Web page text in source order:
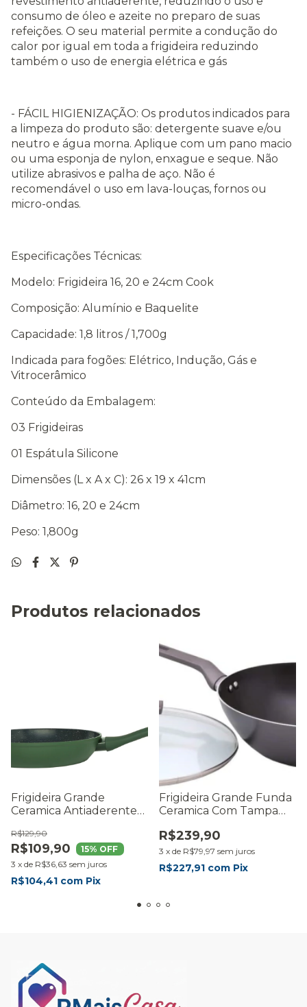
consumo de óleo e azeite no preparo de suas
refeições. O seu material permite a condução do
calor por igual em toda a frigideira reduzindo
também o uso de energia elétrica e gás
- FÁCIL HIGIENIZAÇÃO: Os produtos indicados para
a limpeza do produto são: detergente suave e/ou
neutro e água morna. Aplique com um pano macio
ou uma esponja de nylon, enxague e seque. Não
utilize abrasivos e palha de aço. Não é
recomendável o uso em lava-louças, fornos ou
micro-ondas.
Especificações Técnicas:
Modelo: Frigideira 16, 20 e 24cm Cook
Composição: Alumínio e Baquelite
Capacidade: 1,8 litros / 1,700g
Indicada para fogões: Elétrico, Indução, Gás e
Vitrocerâmico
Conteúdo da Embalagem:
03 Frigideiras
01 Espátula Silicone
Dimensões (L x A x C): 26 x 19 x 41cm
Diâmetro: 16, 20 e 24cm
Peso: 1,800g
Produtos relacionados
Frigideira Grande
Ceramica Antiaderente
R$109,90
R$129,90
15% OFF
3 x de R$36,63 sem juros
R$104,41 com Pix
Frigideira Grande Funda
Ceramica Com Tampa
R$239,90
3 x de R$79,97 sem juros
R$227,91 com Pix